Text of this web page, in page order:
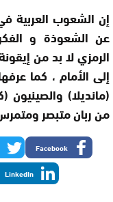
إن الشعوب العربية
عن الشعوذة و
الرمزي لا بد من
إلى الأمام ، كما
(مانديلا)
من ربان متبصر
Facebook
LinkedIn